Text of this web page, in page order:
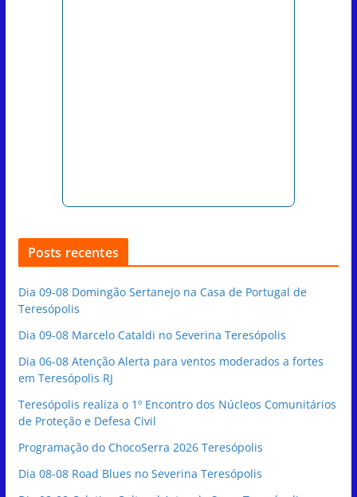
Posts recentes
Dia 09-08 Domingão Sertanejo na Casa de Portugal de
Teresópolis
Dia 09-08 Marcelo Cataldi no Severina Teresópolis
Dia 06-08 Atenção Alerta para ventos moderados a fortes
em Teresópolis RJ
Teresópolis realiza o 1º Encontro dos Núcleos Comunitários
de Proteção e Defesa Civil
Programação do ChocoSerra 2026 Teresópolis
Dia 08-08 Road Blues no Severina Teresópolis